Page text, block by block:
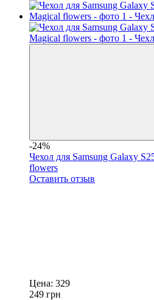
-24%
Чехол для Samsung Galaxy
flowers
Оставить отзыв
Цена: 329
249 грн